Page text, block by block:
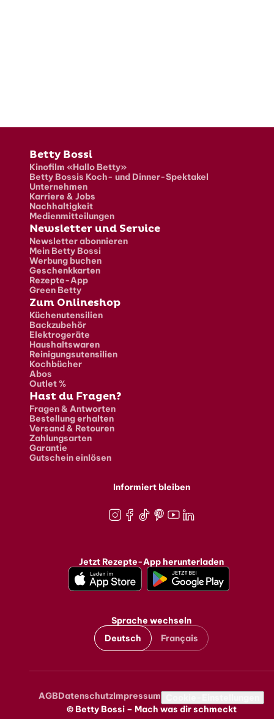
Fusszeile
Betty Bossi
Kinofilm «Hallo Betty»
Betty Bossis Koch- und Dinner-Spektakel
Unternehmen
Karriere & Jobs
Nachhaltigkeit
Medienmitteilungen
Newsletter und Service
Newsletter abonnieren
Mein Betty Bossi
Werbung buchen
Geschenkkarten
Rezepte-App
Green Betty
Zum Onlineshop
Küchenutensilien
Backzubehör
Elektrogeräte
Haushaltswaren
Reinigungsutensilien
Kochbücher
Abos
Outlet %
Hast du Fragen?
Fragen & Antworten
Bestellung erhalten
Versand & Retouren
Zahlungsarten
Garantie
Gutschein einlösen
Informiert bleiben
Jetzt Rezepte-App herunterladen
Sprache wechseln
Deutsch
Français
Metanavigation
AGBDatenschutzImpressum
© Betty Bossi – Mach was dir schmeckt